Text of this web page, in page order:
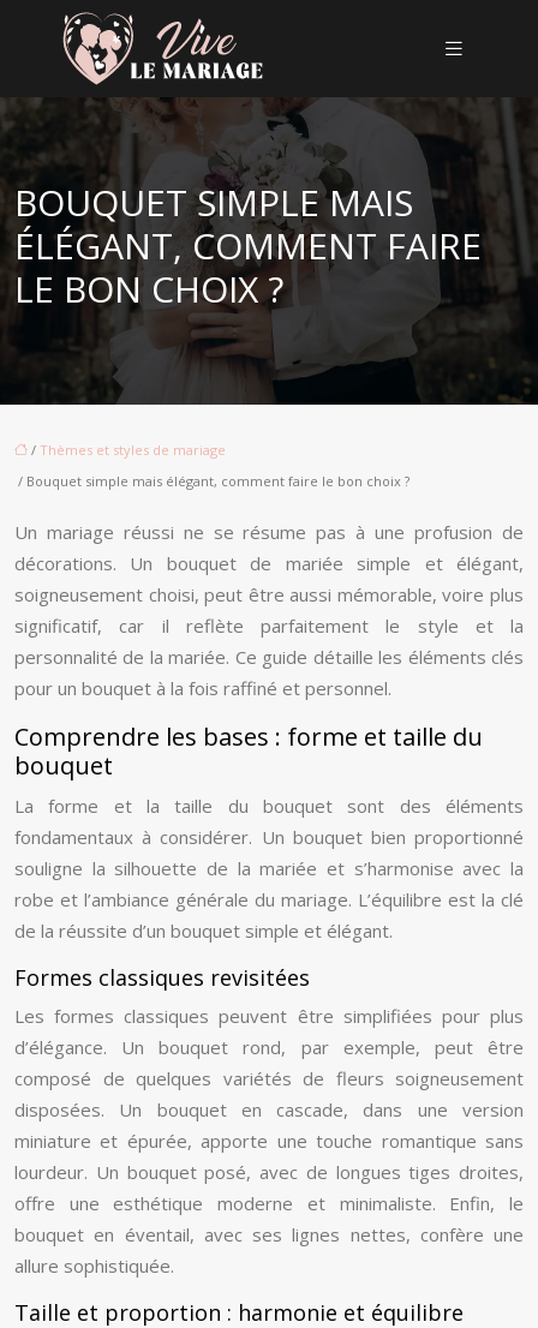
BOUQUET SIMPLE MAIS
ÉLÉGANT, COMMENT FAIRE
LE BON CHOIX ?
/ Thèmes et styles de mariage
/ Bouquet simple mais élégant, comment faire le bon choix ?
Un mariage réussi ne se résume pas à une profusion de
décorations. Un bouquet de mariée simple et élégant,
soigneusement choisi, peut être aussi mémorable, voire plus
significatif, car il reflète parfaitement le style et la
personnalité de la mariée. Ce guide détaille les éléments clés
pour un bouquet à la fois raffiné et personnel.
Comprendre les bases : forme et taille du
bouquet
La forme et la taille du bouquet sont des éléments
fondamentaux à considérer. Un bouquet bien proportionné
souligne la silhouette de la mariée et s’harmonise avec la
robe et l’ambiance générale du mariage. L’équilibre est la clé
de la réussite d’un bouquet simple et élégant.
Formes classiques revisitées
Les formes classiques peuvent être simplifiées pour plus
d’élégance. Un bouquet rond, par exemple, peut être
composé de quelques variétés de fleurs soigneusement
disposées. Un bouquet en cascade, dans une version
miniature et épurée, apporte une touche romantique sans
lourdeur. Un bouquet posé, avec de longues tiges droites,
offre une esthétique moderne et minimaliste. Enfin, le
bouquet en éventail, avec ses lignes nettes, confère une
allure sophistiquée.
Taille et proportion : harmonie et équilibre